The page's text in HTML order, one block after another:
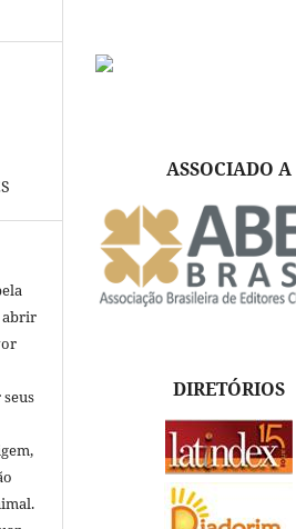
abrir
ASSOCIADO A
DIRETÓRIOS